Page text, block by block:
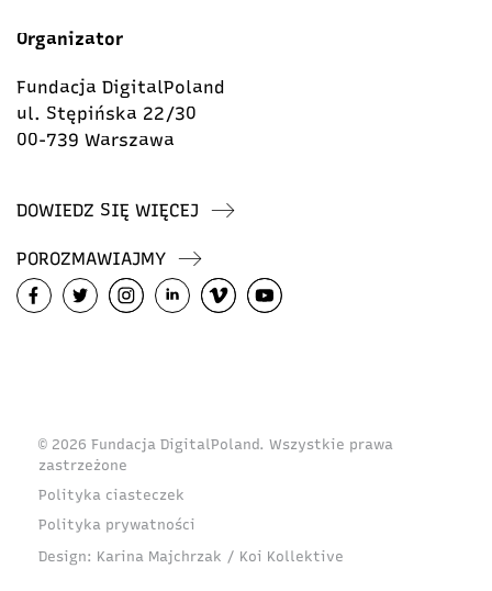
Organizator
Fundacja DigitalPoland
ul. Stępińska 22/30
00-739 Warszawa
DOWIEDZ SIĘ WIĘCEJ
POROZMAWIAJMY
© 2026 Fundacja DigitalPoland. Wszystkie prawa
zastrzeżone
Polityka ciasteczek
Polityka prywatności
Design: Karina Majchrzak / Koi Kollektive